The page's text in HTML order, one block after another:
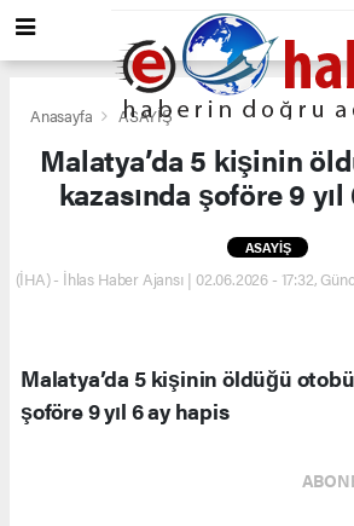
Anasayfa ASAYİŞ
Malatya’da 5 kişinin
kazasında şoföre 9
ASAYİŞ
(İHA) - İhlas Haber Ajansı | 02.06.2026 - 17:32,
Malatya’da 5 kişinin öldüğü
şoföre 9 yıl 6 ay hapis